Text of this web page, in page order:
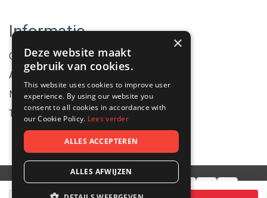
Informatie
Onze merken
Aanbiedingen
Nieuwe producten
Tips & Nieuws
×
Deze website maakt
gebruik van cookies.
This website uses cookies to improve user
experience. By using our website you
consent to all cookies in accordance with
our Cookie Policy. Lees verder
ALLES ACCEPTEREN
ALLES AFWIJZEN